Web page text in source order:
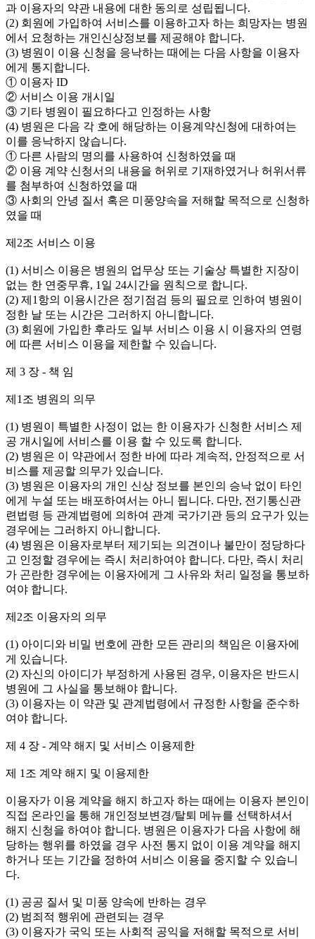
과 이용자의 약관 내용에 대한 동의로 성립됩니다.
(2) 회원에 가입하여 서비스를 이용하고자 하는 희망자는 병원
에서 요청하는 개인신상정보를 제공해야 합니다.
(3) 병원이 이용 신청을 응낙하는 때에는 다음 사항을 이용자
에게 통지합니다.
① 이용자 ID
② 서비스 이용 개시일
③ 기타 병원이 필요하다고 인정하는 사항
(4) 병원은 다음 각 호에 해당하는 이용계약신청에 대하여는
이를 응낙하지 않습니다.
① 다른 사람의 명의를 사용하여 신청하였을 때
② 이용 계약 신청서의 내용을 허위로 기재하였거나 허위서류
를 첨부하여 신청하였을 때
③ 사회의 안녕 질서 혹은 미풍양속을 저해할 목적으로 신청하
였을 때
제2조 서비스 이용
(1) 서비스 이용은 병원의 업무상 또는 기술상 특별한 지장이
없는 한 연중무휴, 1일 24시간을 원칙으로 합니다.
(2) 제1항의 이용시간은 정기점검 등의 필요로 인하여 병원이
정한 날 또는 시간은 그러하지 아니합니다.
(3) 회원에 가입한 후라도 일부 서비스 이용 시 이용자의 연령
에 따른 서비스 이용을 제한할 수 있습니다.
제 3 장 - 책 임
제1조 병원의 의무
(1) 병원이 특별한 사정이 없는 한 이용자가 신청한 서비스 제
공 개시일에 서비스를 이용 할 수 있도록 합니다.
(2) 병원은 이 약관에서 정한 바에 따라 계속적, 안정적으로 서
비스를 제공할 의무가 있습니다.
(3) 병원은 이용자의 개인 신상 정보를 본인의 승낙 없이 타인
에게 누설 또는 배포하여서는 아니 됩니다. 다만, 전기통신관
련법령 등 관계법령에 의하여 관계 국가기관 등의 요구가 있는
경우에는 그러하지 아니합니다.
(4) 병원은 이용자로부터 제기되는 의견이나 불만이 정당하다
고 인정할 경우에는 즉시 처리하여야 합니다. 다만, 즉시 처리
가 곤란한 경우에는 이용자에게 그 사유와 처리 일정을 통보하
여야 합니다.
제2조 이용자의 의무
(1) 아이디와 비밀 번호에 관한 모든 관리의 책임은 이용자에
게 있습니다.
(2) 자신의 아이디가 부정하게 사용된 경우, 이용자은 반드시
병원에 그 사실을 통보해야 합니다.
(3) 이용자는 이 약관 및 관계법령에서 규정한 사항을 준수하
여야 합니다.
제 4 장 - 계약 해지 및 서비스 이용제한
제 1조 계약 해지 및 이용제한
이용자가 이용 계약을 해지 하고자 하는 때에는 이용자 본인이
직접 온라인을 통해 개인정보변경/탈퇴 메뉴를 선택하셔서
해지 신청을 하여야 합니다. 병원은 이용자가 다음 사항에 해
당하는 행위를 하였을 경우 사전 통지 없이 이용 계약을 해지
하거나 또는 기간을 정하여 서비스 이용을 중지할 수 있습니
다.
(1) 공공 질서 및 미풍 양속에 반하는 경우
(2) 범죄적 행위에 관련되는 경우
(3) 이용자가 국익 또는 사회적 공익을 저해할 목적으로 서비